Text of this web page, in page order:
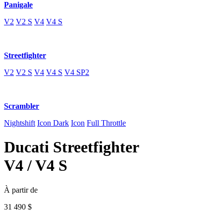
Panigale
V2 V2 S V4 V4 S
Streetfighter
V2 V2 S V4 V4 S V4 SP2
Scrambler
Nightshift Icon Dark Icon Full Throttle
Ducati Streetfighter
V4 / V4 S
À partir de
31 490 $